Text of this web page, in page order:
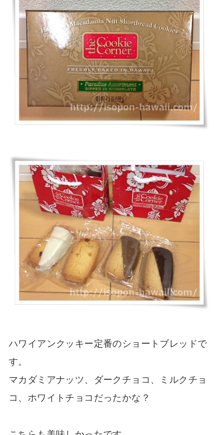
ハワイアンクッキー定番のショートブレッドで
す。
マカダミアナッツ、ダークチョコ、ミルクチョ
コ、ホワイトチョコだったかな？